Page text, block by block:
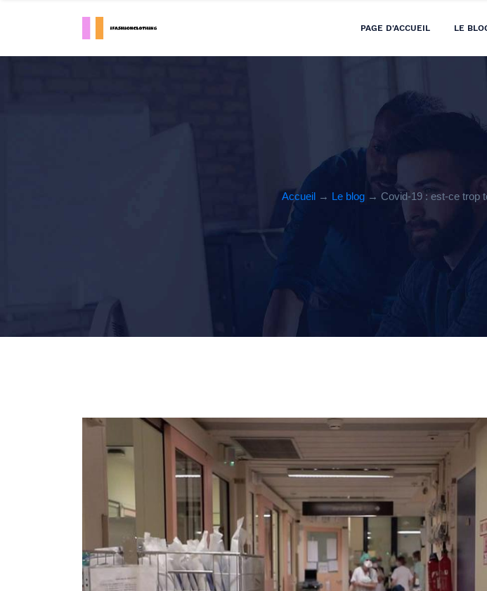
PAGE D'ACCUEIL LE
Accueil→ Le blog→ Covid-19 : est-ce trop